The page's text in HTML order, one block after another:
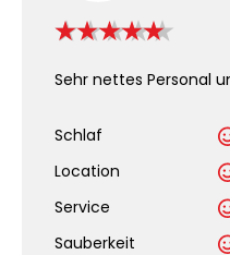
Sehr nettes Personal
Schlaf
Location
Service
Sauberkeit